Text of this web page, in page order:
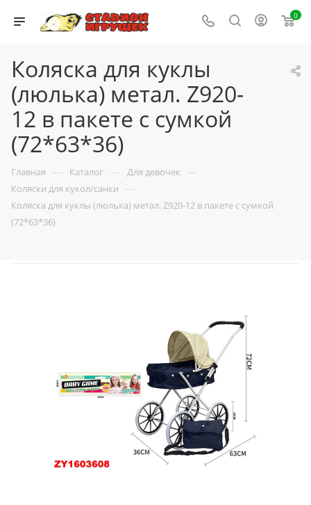
0
Коляска для куклы
(люлька) метал. Z920-
12 в пакете с сумкой
(72*63*36)
Главная — Каталог — Для девочек —
Коляски для кукол/санки —
Коляска для куклы (люлька) метал. Z920-12 в пакете с сумкой
(72*63*36)